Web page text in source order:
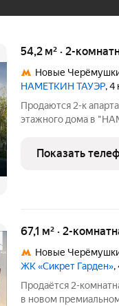
54,2 м² · 2-
Новые
НАМЕТКИН ТАУЭР, 4
Продаются 2-к
этажного дома в
располагается в
Архитектура от
Показать
67,1 м² · 2-
Новые
ЖК «Сикрет Гарден»,
Продаётся 2-
в новом